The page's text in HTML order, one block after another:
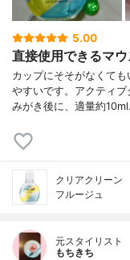
5.00
直接使用できるマウ
カップにそそがなくて
やすいです。アクティ
みがき後に、適量約
クリアクリーン
フルージュ
元スタイリスト
もちきち